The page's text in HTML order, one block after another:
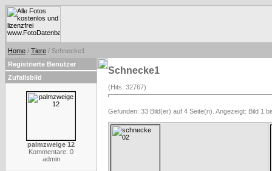
Home / Tiere / Schnecke1
Registrierte Benutzer
Zufallsbild
palmzweige 12
Kommentare: 0
admin
Schnecke1
(Hits: 32767)
Gefunden: 33 Bild(er) auf 4 Seite(n). Angezeigt: Bild 1